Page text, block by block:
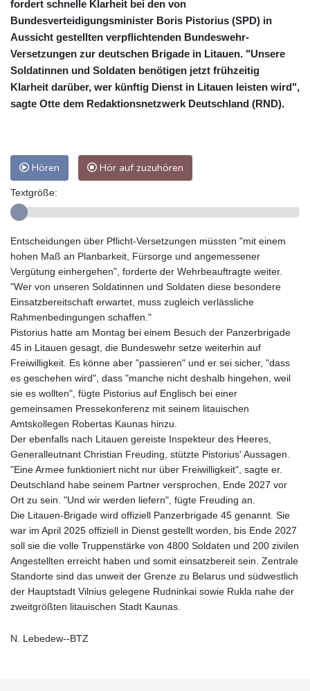
fordert schnelle Klarheit bei den von
Bundesverteidigungsminister Boris Pistorius (SPD) in
Aussicht gestellten verpflichtenden Bundeswehr-
Versetzungen zur deutschen Brigade in Litauen. "Unsere
Soldatinnen und Soldaten benötigen jetzt frühzeitig
Klarheit darüber, wer künftig Dienst in Litauen leisten wird",
sagte Otte dem Redaktionsnetzwerk Deutschland (RND).
Hören Hör auf zuzuhören
Textgröße:
Entscheidungen über Pflicht-Versetzungen müssten "mit einem
hohen Maß an Planbarkeit, Fürsorge und angemessener
Vergütung einhergehen", forderte der Wehrbeauftragte weiter.
"Wer von unseren Soldatinnen und Soldaten diese besondere
Einsatzbereitschaft erwartet, muss zugleich verlässliche
Rahmenbedingungen schaffen."
Pistorius hatte am Montag bei einem Besuch der Panzerbrigade
45 in Litauen gesagt, die Bundeswehr setze weiterhin auf
Freiwilligkeit. Es könne aber "passieren" und er sei sicher, "dass
es geschehen wird", dass "manche nicht deshalb hingehen, weil
sie es wollten", fügte Pistorius auf Englisch bei einer
gemeinsamen Pressekonferenz mit seinem litauischen
Amtskollegen Robertas Kaunas hinzu.
Der ebenfalls nach Litauen gereiste Inspekteur des Heeres,
Generalleutnant Christian Freuding, stützte Pistorius' Aussagen.
"Eine Armee funktioniert nicht nur über Freiwilligkeit", sagte er.
Deutschland habe seinem Partner versprochen, Ende 2027 vor
Ort zu sein. "Und wir werden liefern", fügte Freuding an.
Die Litauen-Brigade wird offiziell Panzerbrigade 45 genannt. Sie
war im April 2025 offiziell in Dienst gestellt worden, bis Ende 2027
soll sie die volle Truppenstärke von 4800 Soldaten und 200 zivilen
Angestellten erreicht haben und somit einsatzbereit sein. Zentrale
Standorte sind das unweit der Grenze zu Belarus und südwestlich
der Hauptstadt Vilnius gelegene Rudninkai sowie Rukla nahe der
zweitgrößten litauischen Stadt Kaunas.
N. Lebedew--BTZ